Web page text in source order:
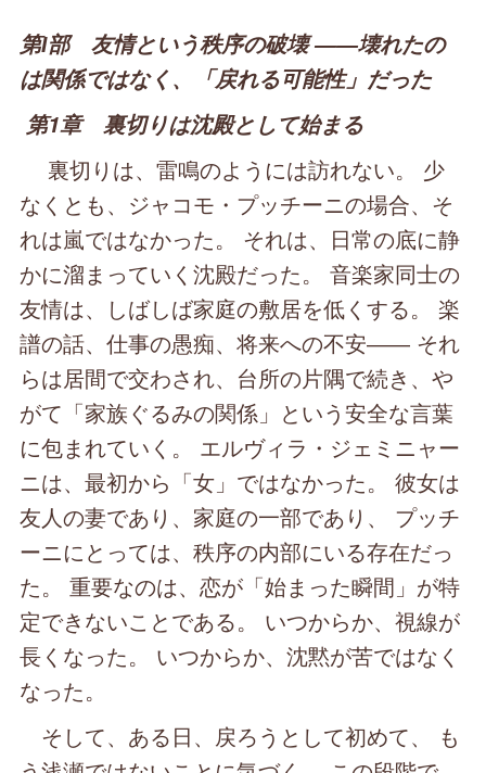
第Ⅰ部 友情という秩序の破壊 ――壊れたの
は関係ではなく、「戻れる可能性」だった
第1章 裏切りは沈殿として始まる
裏切りは、雷鳴のようには訪れない。 少
なくとも、ジャコモ・プッチーニの場合、そ
れは嵐ではなかった。 それは、日常の底に静
かに溜まっていく沈殿だった。 音楽家同士の
友情は、しばしば家庭の敷居を低くする。 楽
譜の話、仕事の愚痴、将来への不安―― それ
らは居間で交わされ、台所の片隅で続き、や
がて「家族ぐるみの関係」という安全な言葉
に包まれていく。 エルヴィラ・ジェミニャー
ニは、最初から「女」ではなかった。 彼女は
友人の妻であり、家庭の一部であり、 プッチ
ーニにとっては、秩序の内部にいる存在だっ
た。 重要なのは、恋が「始まった瞬間」が特
定できないことである。 いつからか、視線が
長くなった。 いつからか、沈黙が苦ではなく
なった。
そして、ある日、戻ろうとして初めて、 も